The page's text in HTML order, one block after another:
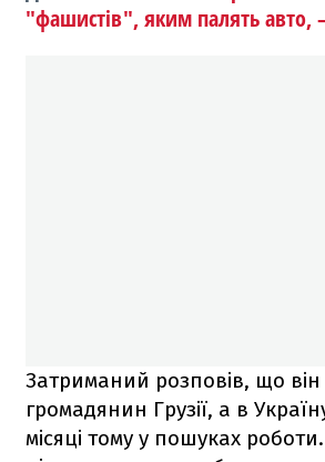
"фашистів", яким палять авто,
Затриманий розповів, що він
громадянин Грузії, а в
місяці тому у пошуках